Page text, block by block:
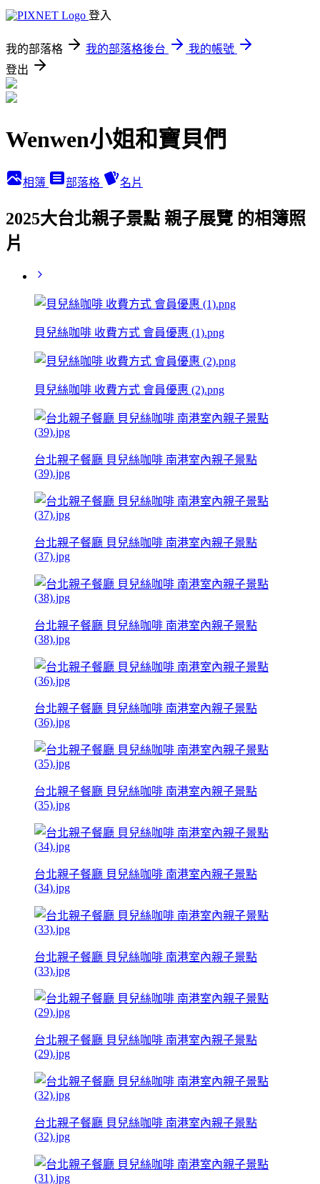
登入
我的部落格 我的部落格後台
我的帳號
登出
Wenwen小姐和寶貝們
相簿 部落格 名片
2025大台北親子景點 親子展覽 的相簿照
片
貝兒絲咖啡 收費方式 會員優惠 (1).png
貝兒絲咖啡 收費方式 會員優惠 (2).png
台北親子餐廳 貝兒絲咖啡 南港室內親子景點
(39).jpg
台北親子餐廳 貝兒絲咖啡 南港室內親子景點
(37).jpg
台北親子餐廳 貝兒絲咖啡 南港室內親子景點
(38).jpg
台北親子餐廳 貝兒絲咖啡 南港室內親子景點
(36).jpg
台北親子餐廳 貝兒絲咖啡 南港室內親子景點
(35).jpg
台北親子餐廳 貝兒絲咖啡 南港室內親子景點
(34).jpg
台北親子餐廳 貝兒絲咖啡 南港室內親子景點
(33).jpg
台北親子餐廳 貝兒絲咖啡 南港室內親子景點
(29).jpg
台北親子餐廳 貝兒絲咖啡 南港室內親子景點
(32).jpg